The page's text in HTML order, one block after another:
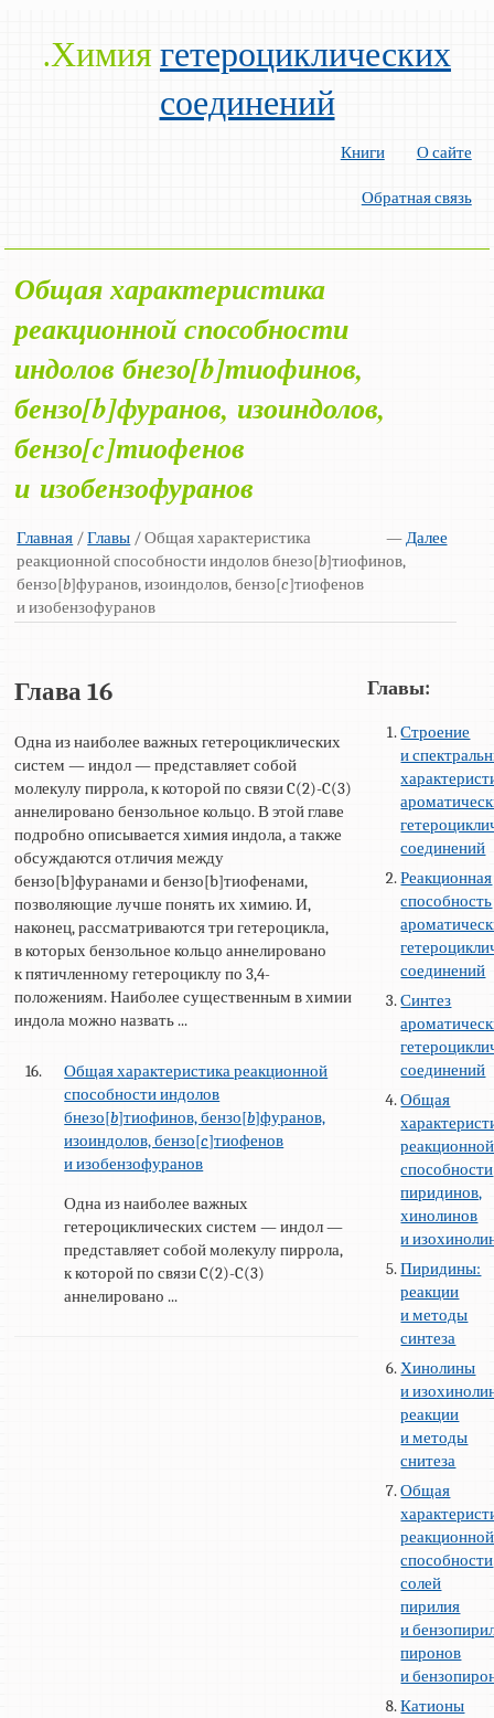
.Химиягетероциклических
соединений
Книги О сайте
Обратная связь
Общая характеристика
реакционной способности
индолов бнезо[b]тиофинов,
бензо[b]фуранов, изоиндолов,
бензо[c]тиофенов
и изобензофуранов
Главная / —Далее
Главы / Общая характеристика
реакционной способности индолов бнезо[b]тиофинов,
бензо[b]фуранов, изоиндолов, бензо[c]тиофенов
и изобензофуранов
Глава 16
Одна из наиболее важных гетероциклических
систем — индол — представляет собой
молекулу пиррола, к которой по связи C(2)-C(3)
аннелировано бензольное кольцо. В этой главе
подробно описывается химия индола, а также
обсуждаются отличия между
бензо[b]фуранами и бензо[b]тиофенами,
позволяющие лучше понять их химию. И,
наконец, рассматриваются три гетероцикла,
в которых бензольное кольцо аннелировано
к пятичленному гетероциклу по 3,4-
положениям. Наиболее существенным в химии
индола можно назвать ...
16.
Общая характеристика реакционной
способности индолов
бнезо[b]тиофинов, бензо[b]фуранов,
изоиндолов, бензо[c]тиофенов
и изобензофуранов
Одна из наиболее важных
гетероциклических систем — индол —
представляет собой молекулу пиррола,
к которой по связи C(2)-C(3)
аннелировано ...
Главы:
Строение
и
соединений
Реакционная
способность
соединений
Синтез
соединений
Общая
реакционной
способности
пиридинов,
хинолинов
и
Пиридины:
реакции
и методы
синтеза
Хинолины
и
реакции
и методы
снитеза
Общая
реакционной
способности
солей
пирилия
и
пиронов
и
Катионы